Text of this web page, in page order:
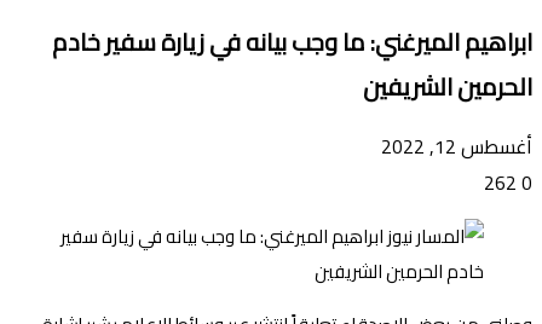
ابراهيم الميرغني: ما وجب بيانه في زيارة سفير خادم
الحرمين الشريفين
أغسطس 12, 2022
0